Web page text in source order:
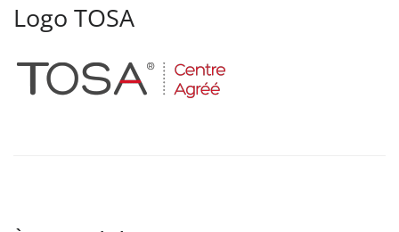
Logo TOSA